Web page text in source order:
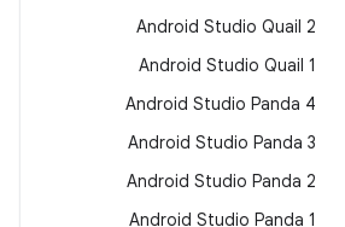
Android Studio Quail 2
Android Studio Quail 1
Android Studio Panda 4
Android Studio Panda 3
Android Studio Panda 2
Android Studio Panda 1